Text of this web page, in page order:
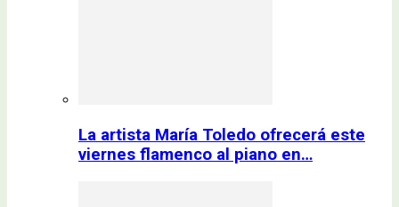
La artista María Toledo ofrecerá este
viernes flamenco al piano en…